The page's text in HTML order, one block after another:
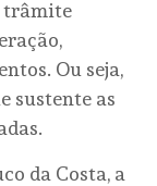
trâmite
Ou seja,
sustente as
da Costa, a